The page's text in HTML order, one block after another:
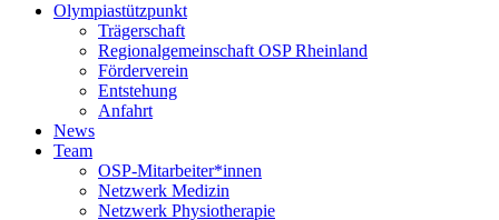
Olympiastützpunkt
Trägerschaft
Regionalgemeinschaft OSP Rheinland
Förderverein
Entstehung
Anfahrt
News
Team
OSP-Mitarbeiter*innen
Netzwerk Medizin
Netzwerk Physiotherapie